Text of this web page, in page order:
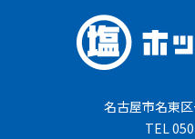
名古屋市名東
TEL